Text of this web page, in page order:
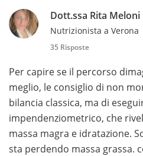
Dott.ssa Rita Meloni
Nutrizionista a Verona
35 Risposte
Per capire se il percorso
meglio, le consiglio di non
bilancia classica, ma di
impendenziometrico, che
massa magra e idratazione.
sta perdendo massa grassa.